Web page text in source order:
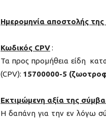
Ημερομηνία αποστολής
Κωδικός CPV:
Τα προς προμήθεια είδη
(CPV): 15700000-5
Εκτιμώμενη αξία της
Η δαπάνη για την εν λόγω